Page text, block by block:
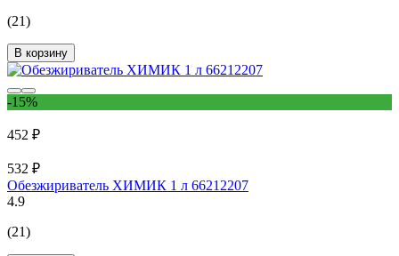
(21)
В корзину
-15%
452 ₽
532 ₽
Обезжириватель ХИМИК 1 л 66212207
4.9
(21)